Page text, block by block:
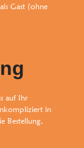
Gast (ohne
auf Ihr
in
Bestellung.